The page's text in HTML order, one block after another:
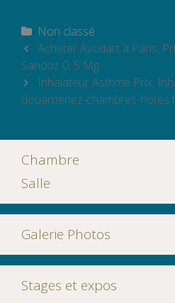
Catégories
Non classé
Navigation
des
articles
Acheter Avodart à Paris,
Sandoz 0, 5 Mg
Inhalateur Asthme Prix,
douarnenez-chambres-
Chambre
Salle
Galerie Photos
Stages et expos